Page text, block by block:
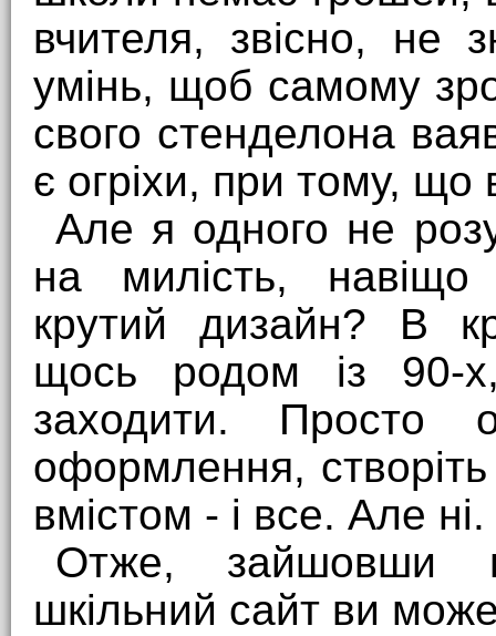
вчителя, звісно, не
умінь, щоб самому
свого стенделона
є огріхи, при тому, що
Але я одного не
на милість,
крутий дизайн? В
щось родом із
заходити. Просто
оформлення,
вмістом - і все. Але ні.
Отже, зайшовши
шкільний сайт ви